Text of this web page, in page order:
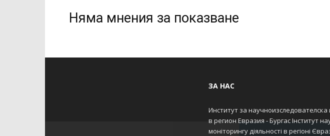
Няма мнения за показване
ЗА НАС
Институт за
в регион Евразия - Бургас Інститут
моніторингу діяльності в регіоні